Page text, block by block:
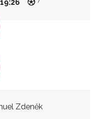
19:26
Zdeněk